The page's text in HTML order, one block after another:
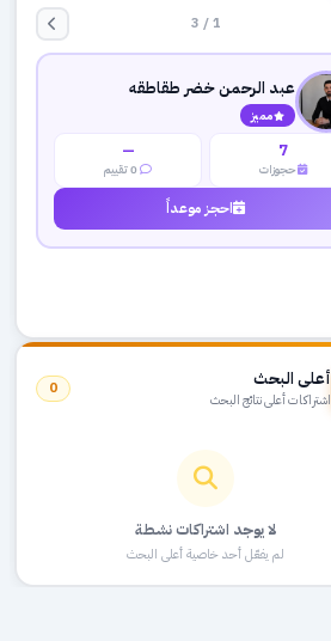
1 / 3
عبد الرحمن خضر طقاطقه
مميز
7
حجوزات
—
احجز موعداً
أعلى البحث
اشتراكات أعلى نتائج البحث
0
لا يوجد اشتراكات نشطة
لم يفعّل أحد خاصية أعلى البحث